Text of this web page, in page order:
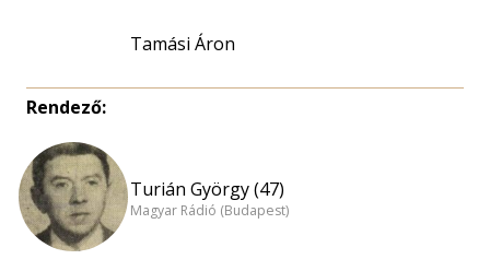
Tamási Áron
Rendező:
Turián György (47)
Magyar Rádió (Budapest)